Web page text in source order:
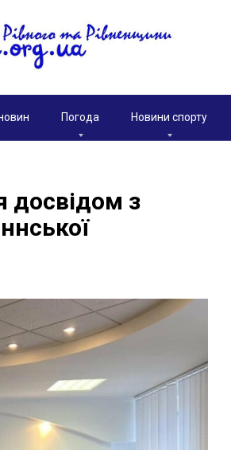
Погода Новини спорту
досвідом з